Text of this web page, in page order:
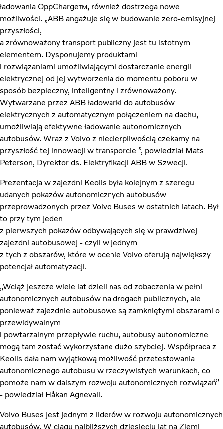
ładowania OppChargeTM, również dostrzega nowe
możliwości. „ABB angażuje się w budowanie zero-emisyjnej
przyszłości,
a zrównoważony transport publiczny jest tu istotnym
elementem. Dysponujemy produktami
i rozwiązaniami umożliwiającymi dostarczanie energii
elektrycznej od jej wytworzenia do momentu poboru w
sposób bezpieczny, inteligentny i zrównoważony.
Wytwarzane przez ABB ładowarki do autobusów
elektrycznych z automatycznym połączeniem na dachu,
umożliwiają efektywne ładowanie autonomicznych
autobusów. Wraz z Volvo z niecierpliwością czekamy na
przyszłość tej innowacji w transporcie ”, powiedział Mats
Peterson, Dyrektor ds. Elektryfikacji ABB w Szwecji.
Prezentacja w zajezdni Keolis była kolejnym z szeregu
udanych pokazów autonomicznych autobusów
przeprowadzonych przez Volvo Buses w ostatnich latach. Był
to przy tym jeden
z pierwszych pokazów odbywających się w prawdziwej
zajezdni autobusowej - czyli w jednym
z tych z obszarów, które w ocenie Volvo oferują największy
potencjał automatyzacji.
„Wciąż jeszcze wiele lat dzieli nas od zobaczenia w pełni
autonomicznych autobusów na drogach publicznych, ale
ponieważ zajezdnie autobusowe są zamkniętymi obszarami o
przewidywalnym
i powtarzalnym przepływie ruchu, autobusy autonomiczne
mogą tam zostać wykorzystane dużo szybciej. Współpraca z
Keolis dała nam wyjątkową możliwość przetestowania
autonomicznego autobusu w rzeczywistych warunkach, co
pomoże nam w dalszym rozwoju autonomicznych rozwiązań”
- powiedział Håkan Agnevall.
Volvo Buses jest jednym z liderów w rozwoju autonomicznych
autobusów. W ciągu najbliższych dziesięciu lat na Ziemi